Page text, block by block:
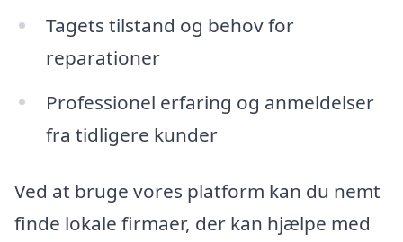
Tagets tilstand og behov for
reparationer
Professionel erfaring og anmeldelser
fra tidligere kunder
Ved at bruge vores platform kan du nemt
finde lokale firmaer, der kan hjælpe med